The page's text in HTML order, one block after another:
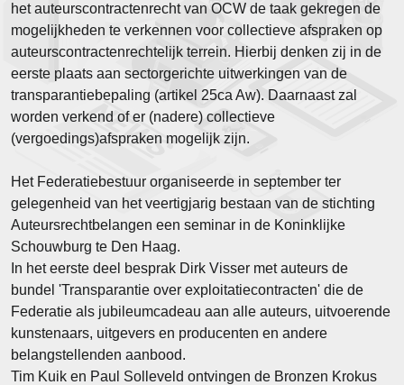
het auteurscontractenrecht van OCW de taak gekregen de
mogelijkheden te verkennen voor collectieve afspraken op
auteurscontractenrechtelijk terrein. Hierbij denken zij in de
eerste plaats aan sectorgerichte uitwerkingen van de
transparantiebepaling (artikel 25ca Aw). Daarnaast zal
worden verkend of er (nadere) collectieve
(vergoedings)afspraken mogelijk zijn.
Het Federatiebestuur organiseerde in september ter
gelegenheid van het veertigjarig bestaan van de stichting
Auteursrechtbelangen een seminar in de Koninklijke
Schouwburg te Den Haag.
In het eerste deel besprak Dirk Visser met auteurs de
bundel 'Transparantie over exploitatiecontracten' die de
Federatie als jubileumcadeau aan alle auteurs, uitvoerende
kunstenaars, uitgevers en producenten en andere
belangstellenden aanbood.
Tim Kuik en Paul Solleveld ontvingen de Bronzen Krokus